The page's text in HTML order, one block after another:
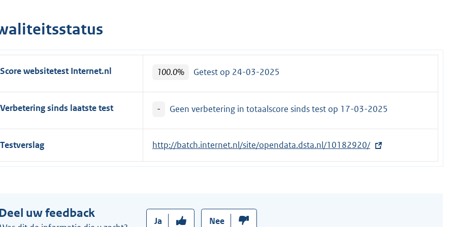
Score websitetest Internet.nl 100.0% Getest op 24-03-2025
Verbetering sinds laatste test - Geen verbetering in totaalscore sinds test op 17-03-2025
Testverslag
E
x
http://batch.internet.nl/site/opendata.dsta.nl/10182920/
uw feedback
Ja Nee